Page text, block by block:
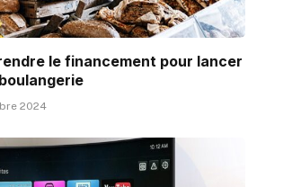
le financement pour lancer
2024